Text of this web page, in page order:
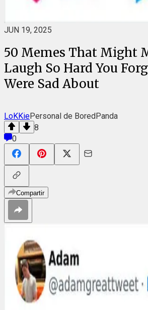
JUN 19, 2025
50 Memes That Might
Laugh So Hard You
Were Sad About
LoKKiePersonal de BoredPanda
8
0
Compartir